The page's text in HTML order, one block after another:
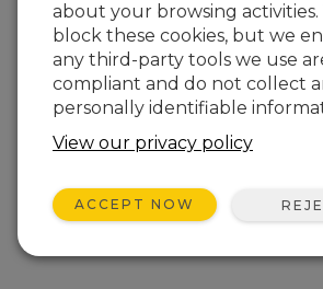
Pages correspondantes
OBS500CBL-L Câble de terrain
OBS500
OBS500 Sonde de turbidité
de nettoyage incorporé
« Retour à la
about your browsing
block these cookies, but we
any third-party tools we use
compliant and do not collect
personally identifiable
View our privacy policy
ACCEPT NOW